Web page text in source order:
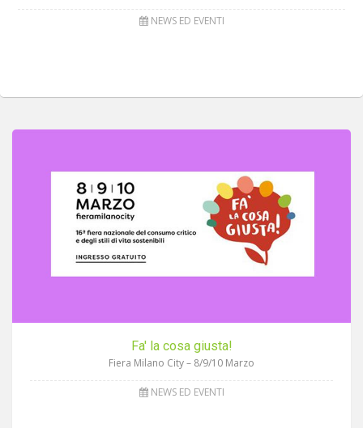
NEWS ED EVENTI
Fa' la cosa giusta!
Fiera Milano City – 8/9/10 Marzo
NEWS ED EVENTI